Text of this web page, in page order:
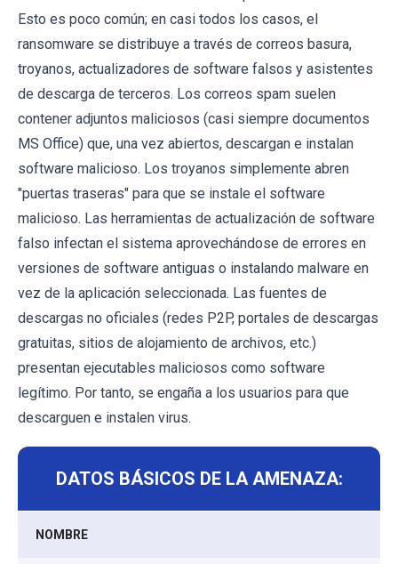
Esto es poco común; en casi todos los casos, el
ransomware se distribuye a través de correos basura,
troyanos, actualizadores de software falsos y asistentes
de descarga de terceros. Los correos spam suelen
contener adjuntos maliciosos (casi siempre documentos
MS Office) que, una vez abiertos, descargan e instalan
software malicioso. Los troyanos simplemente abren
"puertas traseras" para que se instale el software
malicioso. Las herramientas de actualización de software
falso infectan el sistema aprovechándose de errores en
versiones de software antiguas o instalando malware en
vez de la aplicación seleccionada. Las fuentes de
descargas no oficiales (redes P2P, portales de descargas
gratuitas, sitios de alojamiento de archivos, etc.)
presentan ejecutables maliciosos como software
legítimo. Por tanto, se engaña a los usuarios para que
descarguen e instalen virus.
DATOS BÁSICOS DE LA AMENAZA:
NOMBRE